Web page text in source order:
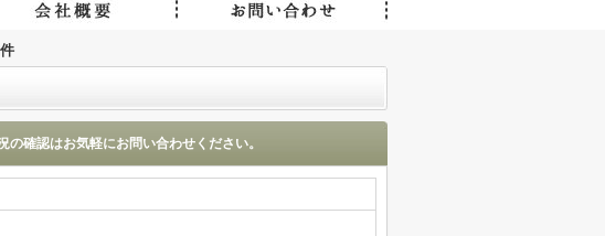
の確認はお気軽にお問い合わせください。